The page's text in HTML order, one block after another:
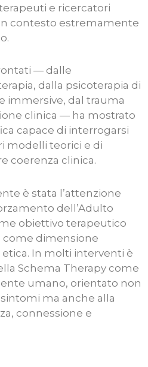
e ricercatori
contesto estremamente
— dalle
dalla psicoterapia di
immersive, dal trauma
clinica — ha mostrato
capace di interrogarsi
modelli teorici e di
coerenza clinica.
è stata l’attenzione
dell’Adulto
obiettivo terapeutico
come dimensione
In molti interventi è
Schema Therapy come
umano, orientato non
ma anche alla
connessione e